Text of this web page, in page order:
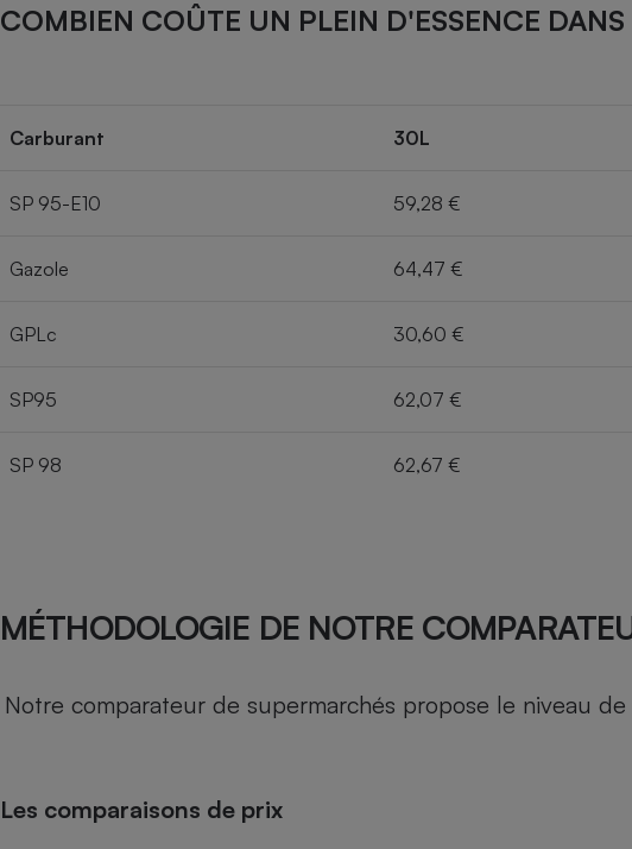
COMBIEN COÛTE UN PLEIN D'ESSENCE
Carburant 30L
SP 95-E10 59,28 €
Gazole 64,47 €
GPLc 30,60 €
SP95 62,07 €
SP 98 62,67 €
MÉTHODOLOGIE DE NOTRE
Notre comparateur de supermarchés propose le niveau
Les comparaisons de prix